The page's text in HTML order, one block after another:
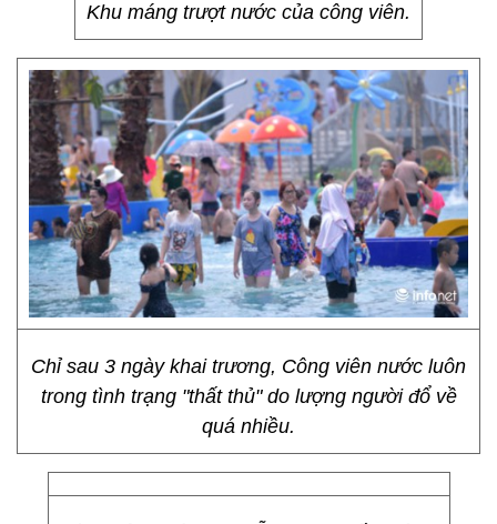
Khu máng trượt nước của công viên.
Chỉ sau 3 ngày khai trương, Công viên nước luôn
trong tình trạng "thất thủ" do lượng người đổ về
quá nhiều.